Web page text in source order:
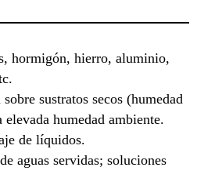
hormigón, hierro, aluminio,
sustratos secos (humedad
humedad ambiente.
de líquidos.
aguas servidas; soluciones